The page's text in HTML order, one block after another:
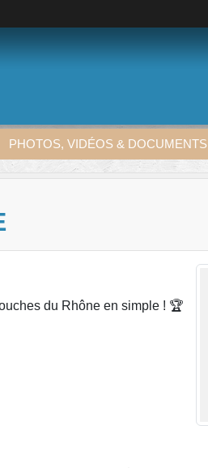
PHOTOS, VIDÉOS & DOCUMENTS
du Rhône en simple ! 🏆